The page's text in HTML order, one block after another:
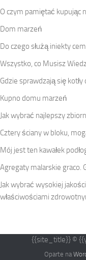
O czym pamiętać kupując
Dom marzeń
Do czego służą iniekty
Wszystko, co Musisz
Gdzie sprawdzają się
Kupno domu marzeń
Jak wybrać najlepszy
Cztery ściany w bloku,
Mój jest ten kawałek
Agregaty malarskie graco.
Jak wybrać wysokiej
właściwościami
{{site_title}} ©
Oparte na